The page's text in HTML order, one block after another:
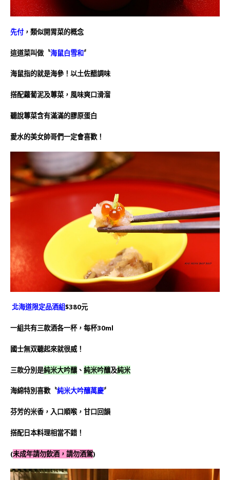
先付 ，類似開胃菜的概念
這道菜叫做〝海鼠白雪和〞
海鼠指的就是海參！以土佐醋調味
搭配蘿蔔泥及蓴菜， 風味爽口滑溜
聽說蓴菜含有滿滿的膠原蛋白
愛水的美女帥哥們一定會喜歡！
北海道限定品酒組$380元
一組共有三款酒各一杯，每杯30ml
國士無双聽起來就很威！
三款分別是純米大吟釀、 純米吟釀及純米
海綿特別喜歡〝純米大吟釀萬慶〞
芬芳的米香，入口順喉，甘口回韻
搭配日本料理相當不錯！
(未成年請勿飲酒，請勿酒駕)